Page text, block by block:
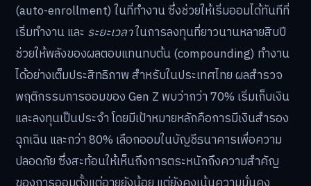
(auto-enrollment) ในที่ทำงาน ซึ่งช่วยให้เริ่มออมได้ทันทีที่
เริ่มทำงาน และ ระยะเวลาในการลงทุนที่ยาวนานหลายสิบปี
ช่วยให้พลังของผลตอบแทนทบต้น (compounding) ทำงาน
ได้อย่างเต็มประสิทธิภาพ สำหรับในประเทศไทย ผลสำรวจ
พฤติกรรมการออมของ Gen Z พบว่ากว่า 70% เริ่มเก็บเงิน
และลงทุนเป็นประจำ โดยมีเป้าหมายหลักคือการมีเงินสำรอง
ฉุกเฉิน และกว่า 80% เลือกออมในบัญชีธนาคารเพื่อความ
ปลอดภัย ซึ่งสะท้อนให้เห็นถึงการตระหนักถึงความสำคัญ